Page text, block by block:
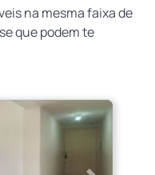
na mesma faixa de
que podem te